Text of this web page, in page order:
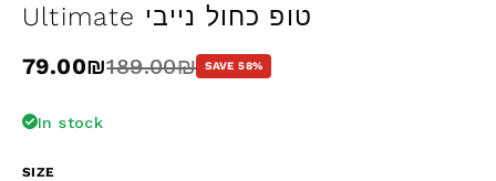
Ultimate טופ כחול נייבי
Sale price
79.00₪
Regular price
189.00₪ SAVE 58%
In stock
SIZE